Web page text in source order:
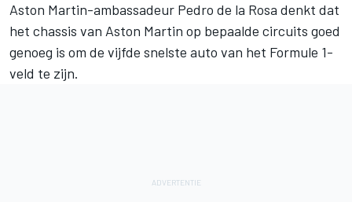
Aston Martin-ambassadeur Pedro de la Rosa denkt dat
het chassis van Aston Martin op bepaalde circuits goed
genoeg is om de vijfde snelste auto van het Formule 1-
veld te zijn.